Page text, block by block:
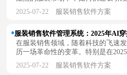
2025-07-22 服装销售软件方案
服装销售软件管理系统：2025年AI
在服装销售领域，随着科技的飞速
历一场革命性的变革。特别是在
2025-07-22 服装销售软件方案